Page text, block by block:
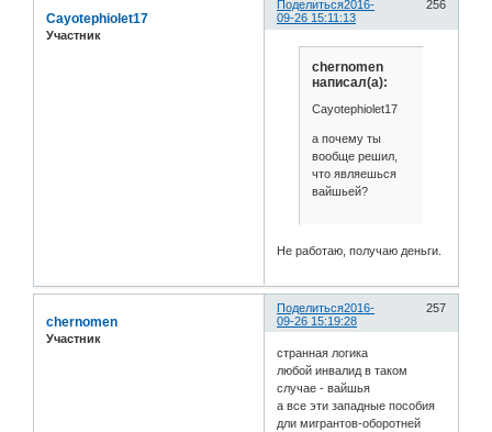
Поделиться 256
2016-
09-26 15:11:13
Cayotephiolet17
Участник
chernomen
написал(а):
Cayotephiolet17
а почему ты
вообще решил,
что являешься
вайшьей?
Не работаю, получаю деньги.
Поделиться 257
2016-
09-26 15:19:28
chernomen
Участник
странная логика
любой инвалид в таком
случае - вайшья
а все эти западные пособия
дли мигрантов-оборотней